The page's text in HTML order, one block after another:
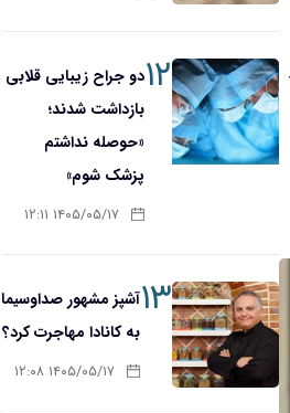
۱۲دو جراح زیبایی قلابی
بازداشت شدند؛
«حوصله نداشتم
پزشک شوم»
۱۴۰۵/۰۵/۱۷ ۱۲:۱۱
۱۳آشپز مشهور صداوسیما
به کانادا مهاجرت کرد؟
۱۴۰۵/۰۵/۱۷ ۱۲:۰۸